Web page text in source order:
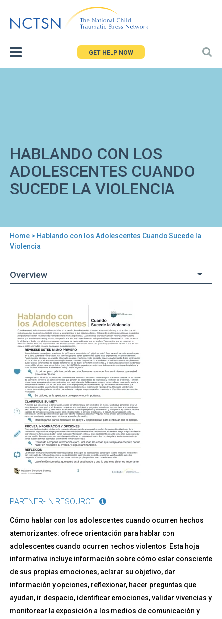
to
GET HELP NOW
HABLANDO CON LOS
ADOLESCENTES CUANDO
SUCEDE LA VIOLENCIA
You
here
Home > Hablando con los Adolescentes Cuando Sucede la
Violencia
Overview
top
Hablando
con
los
Adolescentes
Cuando
Sucede
la
Violencia
PARTNER-IN RESOURCE
Cómo hablar con los adolescentes cuando ocurren hechos
atemorizantes: ofrece orientación para hablar con
adolescentes cuando ocurren hechos violentos. Esta hoja
informativa incluye información sobre cómo estar consciente
de sus propias emociones, aclarar su objetivo, dar
información y opciones, reflexionar, hacer preguntas que
ayudan, ir despacio, identificar emociones, validar vivencias y
monitorear la exposición a los medios de comunicación y